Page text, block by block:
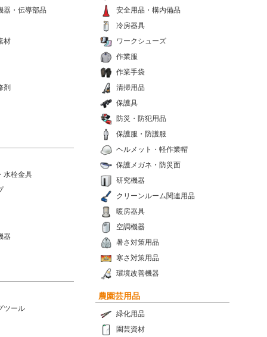
器・伝導部品
材
剤
安全用品・構内備品
冷房器具
ワークシューズ
作業服
作業手袋
清掃用品
保護具
防災・防犯用品
保護服・防護服
ヘルメット・軽作業帽
保護メガネ・防災面
研究機器
クリーンルーム関連用品
暖房器具
空調機器
暑さ対策用品
寒さ対策用品
環境改善機器
水栓金具
器
ツール
農園芸用品
緑化用品
園芸資材